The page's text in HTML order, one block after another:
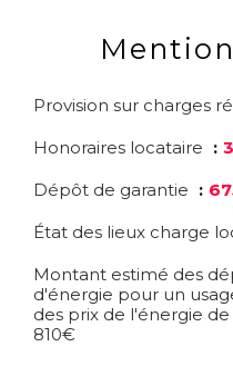
Provision sur charges
Honoraires locataire
Dépôt de garantie
État des lieux charge
Montant estimé des
d'énergie pour un
des prix de l'énergie
810€